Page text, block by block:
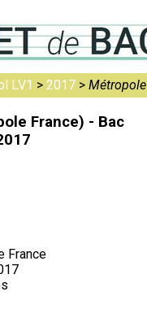
LV1 > 2017 > Métropole
France) - Bac
France